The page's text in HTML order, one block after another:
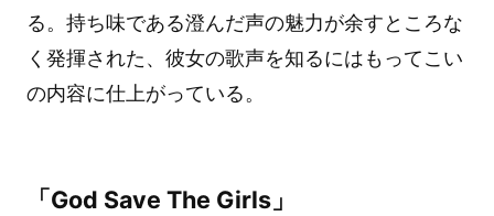
る。持ち味である澄んだ声の魅力が余すところな
く発揮された、彼女の歌声を知るにはもってこい
の内容に仕上がっている。
「God Save The Girls」